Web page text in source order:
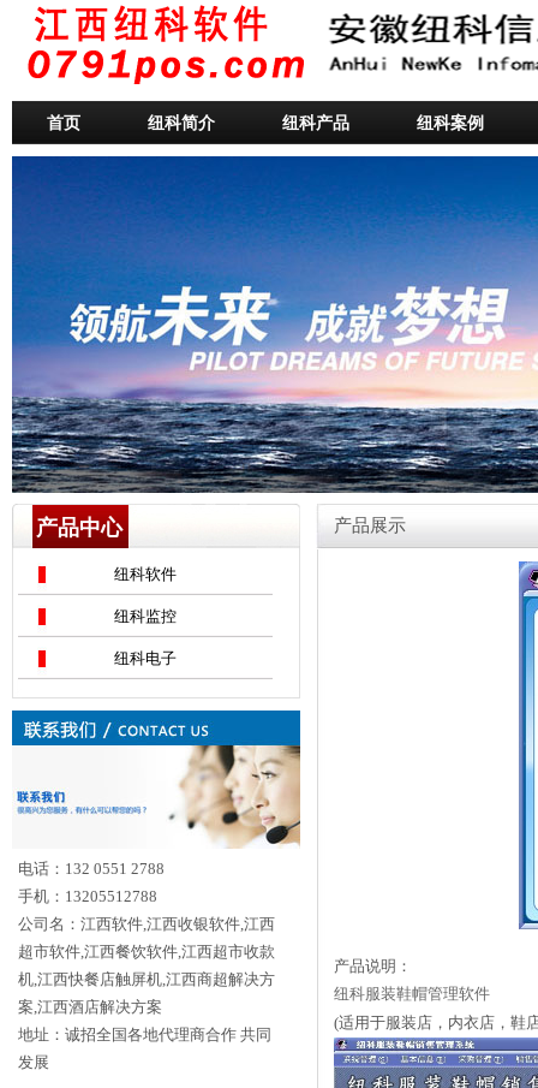
首页 纽科简介 纽科产品 纽科案例
产品中心
纽科软件
纽科监控
纽科电子
电话：132 0551 2788
手机：13205512788
公司名：江西软件,江西收银软件,江西
超市软件,江西餐饮软件,江西超市收款
机,江西快餐店触屏机,江西商超解决方
案,江西酒店解决方案
地址：诚招全国各地代理商合作 共同
发展
产品展示
产品说明：
纽科服装鞋帽管理软件
(适用于服装店，内衣店，鞋